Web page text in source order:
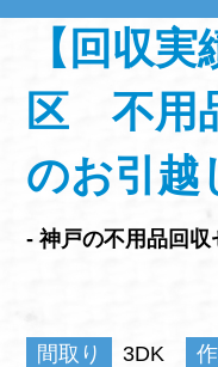
【回収
区 不用
のお引越
- 神戸の不用品回
間取り 3DK